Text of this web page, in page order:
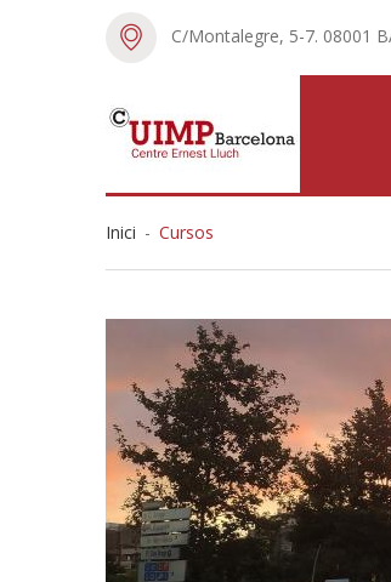
C/Montalegre, 5-7. 08001
Inici - Cursos